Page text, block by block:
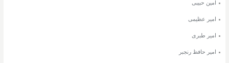
امین حبیبی
امیر عظیمی
امیر طبری
امیر حافظ رنجبر